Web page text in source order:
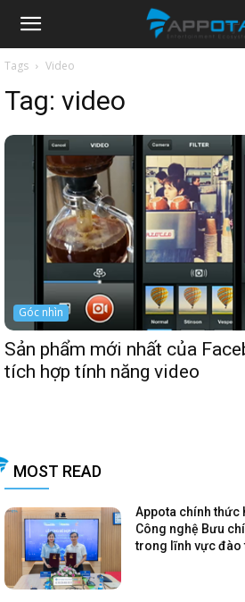
Appota
News
Tags Video
Tag: video
Góc nhìn
Sản phẩm mới nhất của
tích hợp tính năng video
MOST READ
Appota chính thức
Công nghệ Bưu
trong lĩnh vực đào